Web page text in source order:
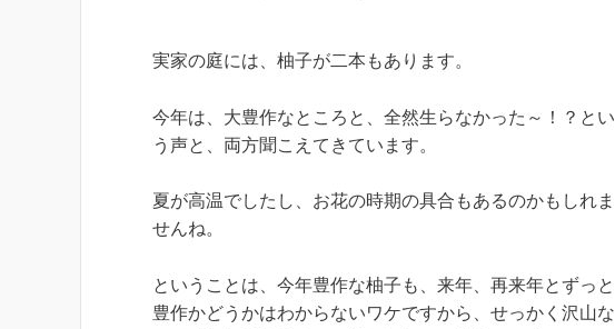
実家の庭には、柚子が二本もあります。
今年は、大豊作なところと、全然生らなかった～！？とい
う声と、両方聞こえてきています。
夏が高温でしたし、お花の時期の具合もあるのかもしれま
せんね。
ということは、今年豊作な柚子も、来年、再来年とずっと
豊作かどうかはわからないワケですから、せっかく沢山な